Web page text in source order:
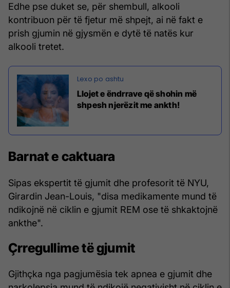
Edhe pse duket se, për shembull, alkooli
kontribuon për të fjetur më shpejt, ai në fakt e
prish gjumin në gjysmën e dytë të natës kur
alkooli tretet.
Llojet e ëndrrave që shohin më
shpesh njerëzit me ankth!
Barnat e caktuara
Sipas ekspertit të gjumit dhe profesorit të NYU,
Girardin Jean-Louis, "disa medikamente mund të
ndikojnë në ciklin e gjumit REM ose të shkaktojnë
ankthe".
Çrregullime të gjumit
Gjithçka nga pagjumësia tek apnea e gjumit dhe